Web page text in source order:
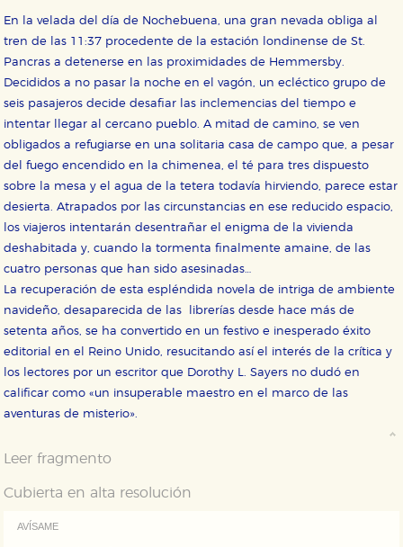
En la velada del día de Nochebuena, una gran nevada obliga al
tren de las 11:37 procedente de la estación londinense de St.
Pancras a detenerse en las proximidades de Hemmersby.
Decididos a no pasar la noche en el vagón, un ecléctico grupo de
seis pasajeros decide desafiar las inclemencias del tiempo e
intentar llegar al cercano pueblo. A mitad de camino, se ven
obligados a refugiarse en una solitaria casa de campo que, a pesar
del fuego encendido en la chimenea, el té para tres dispuesto
sobre la mesa y el agua de la tetera todavía hirviendo, parece estar
desierta. Atrapados por las circunstancias en ese reducido espacio,
los viajeros intentarán desentrañar el enigma de la vivienda
deshabitada y, cuando la tormenta finalmente amaine, de las
cuatro personas que han sido asesinadas…
La recuperación de esta espléndida novela de intriga de ambiente
navideño, desaparecida de las librerías desde hace más de
setenta años, se ha convertido en un festivo e inesperado éxito
editorial en el Reino Unido, resucitando así el interés de la crítica y
los lectores por un escritor que Dorothy L. Sayers no dudó en
calificar como «un insuperable maestro en el marco de las
aventuras de misterio».
Leer fragmento
Cubierta en alta resolución
AVÍSAME
CONFIGURACIÓN DE COOKIES
HABILITAR TODO RECHAZAR TODO
Cookies necesarias
Estas cookies son necesarias para que nuestro sitio
web funcione y no es posible deshabilitarlas desde
nuestro sistema. Es posible hacerlo desde el
navegador, pero en ese caso es posible que algunas
correctamente.
Cookies de rendimiento y analíticas
Estas cookies se utilizan para mejorar su experiencia
de navegación y optimizar el funcionamiento de
nuestro sitio web. Almacenan configuraciones de
servicios para que no tenga que reconfigurarlos cada
vez que nos visita. La información es agregada y, por lo
tanto, es anónima.
Cookies de publicidad y redes sociales
Estas cookies son gestionadas por nuestros socios
relevante para sus intereses en otros sitios. No
almacenan directamente información personal sino
GUARDAR CONFIGURACIÓN